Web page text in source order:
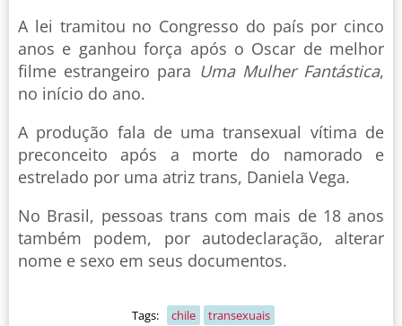
A lei tramitou no Congresso do país por cinco
anos e ganhou força após o Oscar de melhor
filme estrangeiro para Uma Mulher Fantástica,
no início do ano.
A produção fala de uma transexual vítima de
preconceito após a morte do namorado e
estrelado por uma atriz trans, Daniela Vega.
No Brasil, pessoas trans com mais de 18 anos
também podem, por autodeclaração, alterar
nome e sexo em seus documentos.
Tags: chile transexuais